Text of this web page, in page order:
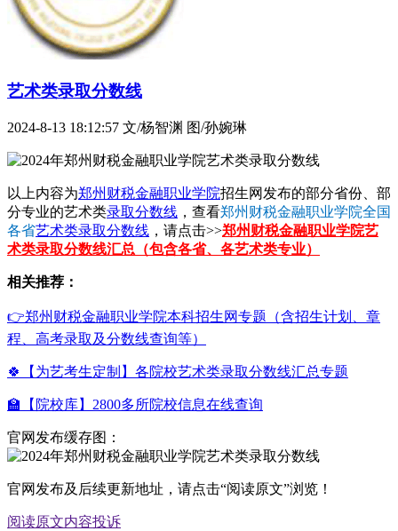
艺术类录取分数线
2024-8-13 18:12:57 文/杨智渊 图/孙婉琳
以上内容为郑州财税金融职业学院招生网发布的部分省份、部
分专业的艺术类录取分数线 ，查看郑州财税金融职业学院全国
各省艺术类录取分数线 ，请点击>>郑州财税金融职业学院艺
术类录取分数线汇总（包含各省、各艺术类专业）
相关推荐：
👉郑州财税金融职业学院本科招生网专题（含招生计划、章
程、高考录取及分数线查询等）
🍀【为艺考生定制】各院校艺术类录取分数线汇总专题
🏫【院校库】2800多所院校信息在线查询
官网发布缓存图：
官网发布及后续更新地址，请点击“阅读原文”浏览！
阅读原文内容投诉